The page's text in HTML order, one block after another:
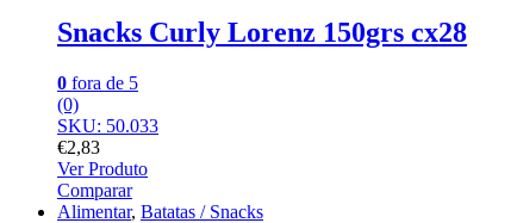
Snacks Curly Lorenz 150grs cx28
0 fora de 5
(0)
SKU: 50.033
€2,83
Ver Produto
Comparar
Alimentar, Batatas / Snacks